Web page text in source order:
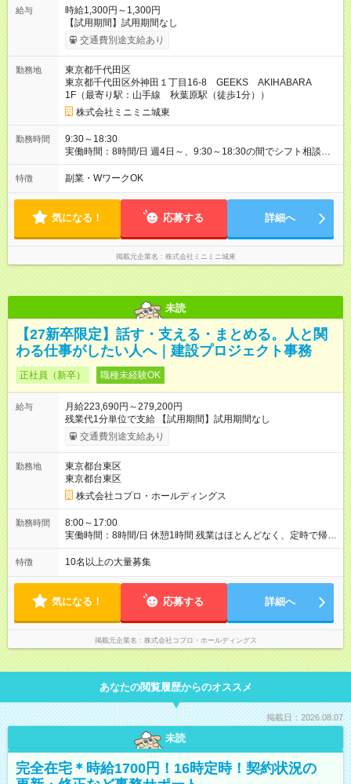
給与
時給1,300円～1,300円
【試用期間】試用期間なし
交通費別途支給あり
勤務地
東京都千代田区
東京都千代田区外神田１丁目16-8 GEEKS AKIHABARA
1F（最寄り駅：山手線 秋葉原駅（徒歩1分））
株式会社ミニミニ城東
勤務時間
9:30～18:30
実働時間：8時間/日 週4日～、9:30～18:30の間でシフト相談
OK！ あなたのライフスタイルに合わせて、無理のない勤務時間
を一緒に決めましょう。 ガッツリ働きたい方も、時間を調整し
て働きたい方にオススメ。
特徴 副業・WワークOK
気になる！ 応募する 詳細へ
掲載元企業名 株式会社ミニミニ城東
未読
【27新卒限定】話す・支える・まとめる。人と関
わる仕事がしたい人へ｜建設プロジェクト事務
正社員（新卒） 職種未経験OK
給与
月給223,690円～279,200円
残業代1分単位で支給 【試用期間】試用期間なし
交通費別途支給あり
勤務地
東京都台東区
東京都台東区
株式会社コプロ・ホールディングス
勤務時間
8:00～17:00
実働時間：8時間/日 休憩1時間 残業はほとんどなく、定時で帰れ
る日が多い働き方です。 毎日の業務は進捗管理や事務が中心な
ので、 「今日やるべき仕事」が終われば、自然と区切りをつけ
方を大切にしています。
特徴 10名以上の大量募集
気になる！ 応募する 詳細へ
掲載元企業名 株式会社コプロ・ホールディングス
あなたの閲覧履歴からのオススメ
掲載日：2026.08.07
未読
完全在宅＊時給1700円！16時定時！契約状況の